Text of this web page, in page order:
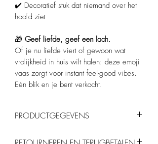
✔️ Decoratief stuk dat niemand over het
hoofd ziet
🎁 Geef liefde, geef een lach.
Of je nu liefde viert of gewoon wat
vrolijkheid in huis wilt halen: deze emoji
vaas zorgt voor instant feel-good vibes.
Eén blik en je bent verkocht.
PRODUCTGEGEVENS